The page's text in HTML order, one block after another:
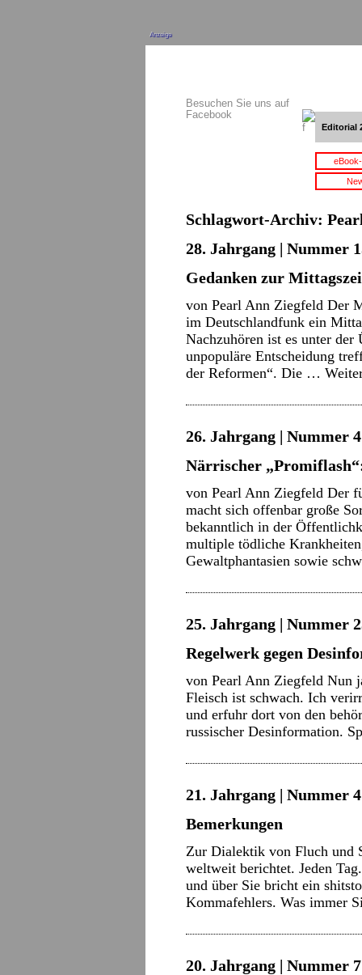
Anzeige
Besuchen Sie uns auf
Facebook
Editorial
Schlagwort-Archiv:
28. Jahrgang | Nummer
Gedanken zur
von Pearl Ann Ziegfeld Der
im Deutschlandfunk ein
Nachzuhören ist es unter
unpopuläre Entscheidung
der Reformen“. Die …
26. Jahrgang | Nummer
Närrischer
von Pearl Ann Ziegfeld Der
macht sich offenbar große
bekanntlich in der
multiple tödliche
Gewaltphantasien sowie
25. Jahrgang | Nummer
Regelwerk gegen
von Pearl Ann Ziegfeld Nun
Fleisch ist schwach. Ich
und erfuhr dort von den
russischer Desinformation.
21. Jahrgang | Nummer
Bemerkungen
Zur Dialektik von Fluch und
weltweit berichtet. Jeden
und über Sie bricht ein
Kommafehlers. Was immer
20. Jahrgang | Nummer